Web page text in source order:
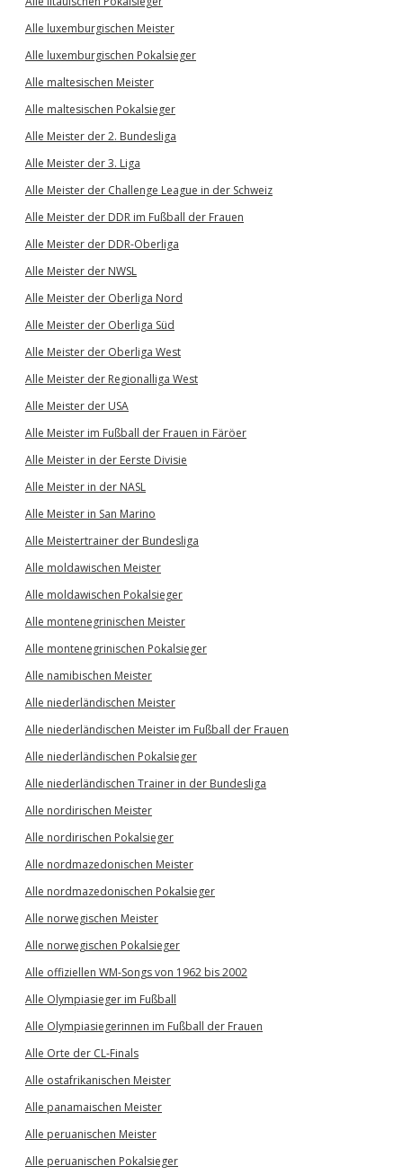
Alle luxemburgischen Meister
Alle luxemburgischen Pokalsieger
Alle maltesischen Meister
Alle maltesischen Pokalsieger
Alle Meister der 2. Bundesliga
Alle Meister der 3. Liga
Alle Meister der Challenge League in der Schweiz
Alle Meister der DDR im Fußball der Frauen
Alle Meister der DDR-Oberliga
Alle Meister der NWSL
Alle Meister der Oberliga Nord
Alle Meister der Oberliga Süd
Alle Meister der Oberliga West
Alle Meister der Regionalliga West
Alle Meister der USA
Alle Meister im Fußball der Frauen in Färöer
Alle Meister in der Eerste Divisie
Alle Meister in der NASL
Alle Meister in San Marino
Alle Meistertrainer der Bundesliga
Alle moldawischen Meister
Alle moldawischen Pokalsieger
Alle montenegrinischen Meister
Alle montenegrinischen Pokalsieger
Alle namibischen Meister
Alle niederländischen Meister
Alle niederländischen Meister im Fußball der Frauen
Alle niederländischen Pokalsieger
Alle niederländischen Trainer in der Bundesliga
Alle nordirischen Meister
Alle nordirischen Pokalsieger
Alle nordmazedonischen Meister
Alle nordmazedonischen Pokalsieger
Alle norwegischen Meister
Alle norwegischen Pokalsieger
Alle offiziellen WM-Songs von 1962 bis 2002
Alle Olympiasieger im Fußball
Alle Olympiasiegerinnen im Fußball der Frauen
Alle Orte der CL-Finals
Alle ostafrikanischen Meister
Alle panamaischen Meister
Alle peruanischen Meister
Alle peruanischen Pokalsieger